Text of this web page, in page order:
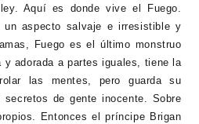
Aquí es donde vive el Fuego.
un aspecto salvaje e irresistible y
Fuego es el último monstruo
y adorada a partes iguales, tiene la
las mentes, pero guarda su
de gente inocente. Sobre
Entonces el príncipe Brigan